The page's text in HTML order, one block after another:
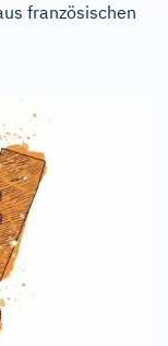
französischen